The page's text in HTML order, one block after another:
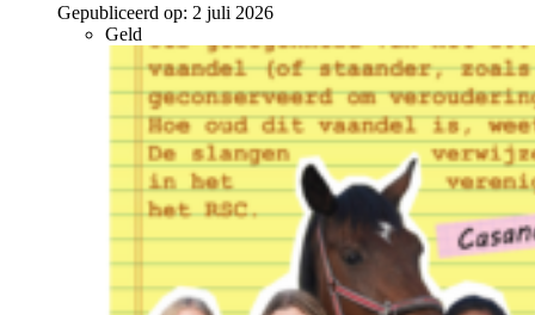
Gepubliceerd op: 2 juli 2026
Geld